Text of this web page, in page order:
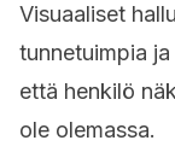
Visuaaliset
tunnetuimpia
että henkilö
ole olemassa.